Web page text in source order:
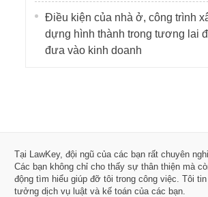
Điều kiện của nhà ở, công trình
dựng hình thành trong tương lai
đưa vào kinh doanh
Tại LawKey, đội ngũ của các bạn rất chuyên
Các bạn không chỉ cho thấy sự thân thiện mà
động tìm hiểu giúp đỡ tôi trong công việc. Tôi tin
tưởng dịch vụ luật và kế toán của các bạn.